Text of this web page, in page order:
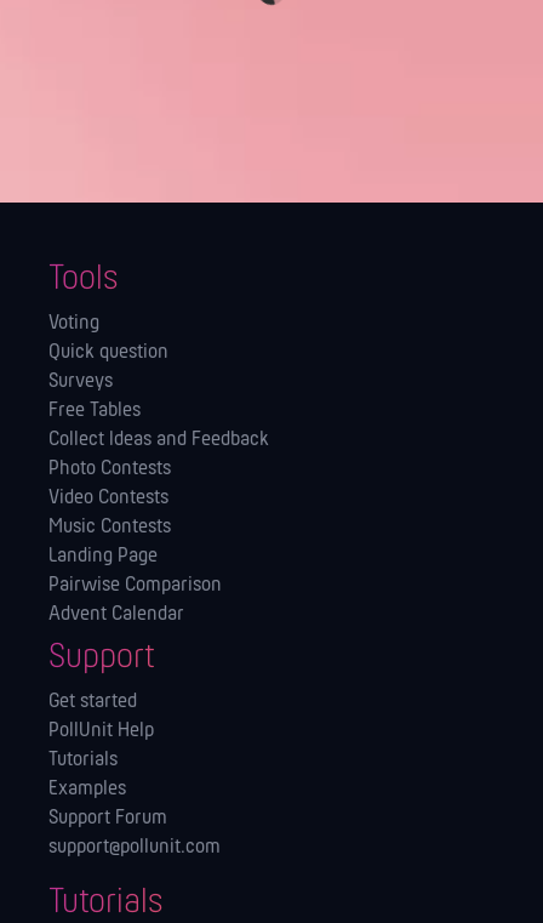
Tools
Voting
Quick question
Surveys
Free Tables
Collect Ideas and Feedback
Photo Contests
Video Contests
Music Contests
Landing Page
Pairwise Comparison
Advent Calendar
Support
Get started
PollUnit Help
Tutorials
Examples
Support Forum
support@pollunit.com
Tutorials